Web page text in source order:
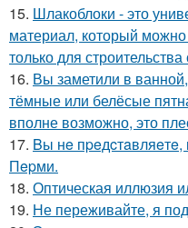
15. Шлакоблоки - это
материал, который
только для строительства
16. Вы заметили в
тёмные или белёсые
вполне возможно, это
17. Bы нe пpeдcтaвляeтe,
Пepми.
18. Оптическая иллюзия
19. Не переживайте, я